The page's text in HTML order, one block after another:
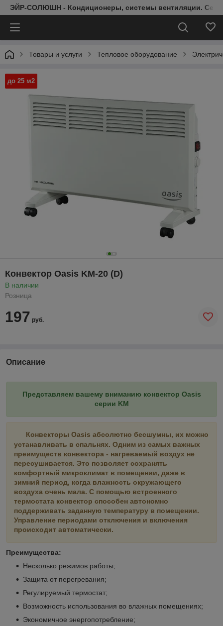
ЭЙР-СОЛЮШН - Кондиционеры, системы вентиляции.
Товары и услуги Тепловое оборудование
до 25 м2
Конвектор Oasis KM-20 (D)
В наличии
Розница
197 руб.
Описание
Представляем вашему вниманию конвектор Oasis
серии KM
Конвекторы Oasis абсолютно бесшумны, их можно
устанавливать в спальнях. Одним из самых важных
преимуществ конвектора - нагреваемый воздух не
пересушивается. Это позволяет сохранять
комфортный микроклимат в помещении, даже в
зимний период, когда влажность окружающего
воздуха очень мала. С помощью встроенного
термостата конвектор способен автономно
поддерживать заданную температуру в помещении.
Управление периодами отключения и включения
происходит автоматически.
Преимущества:
Несколько режимов работы;
Защита от перегревания;
Регулируемый термостат;
Возможность использования во влажных помещениях;
Экономичное энергопотребление;